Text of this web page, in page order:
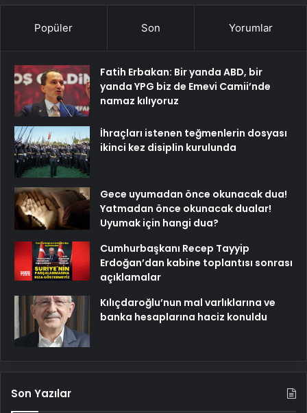
Popüler Son Yorumlar
Fatih Erbakan: Bir yanda ABD, bir
yanda YPG biz de Emevi Camii’nde
namaz kılıyoruz
İhraçları istenen teğmenlerin dosyası
ikinci kez disiplin kurulunda
Gece uyumadan önce okunacak dua!
Yatmadan önce okunacak dualar!
Uyumak için hangi dua?
Cumhurbaşkanı Recep Tayyip
Erdoğan’dan kabine toplantısı sonrası
açıklamalar
Kılıçdaroğlu’nun mal varlıklarına ve
banka hesaplarına haciz konuldu
Son Yazılar